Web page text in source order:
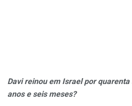
Davi reinou em Israel por
anos e seis meses?